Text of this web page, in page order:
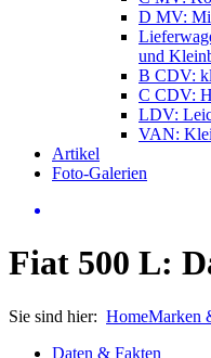
D MV:
und
B CDV:
C CDV:
LDV:
VAN:
Artikel
Foto-Galerien
Fiat 500 L:
Sie sind hier: HomeMarken
Daten & Fakten